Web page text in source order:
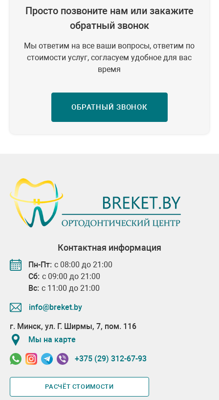
Просто позвоните нам или закажите
обратный звонок
Мы ответим на все ваши вопросы, ответим по
стоимости услуг, согласуем удобное для вас
время
ОБРАТНЫЙ ЗВОНОК
Контактная информация
Пн-Пт: с 08:00 до 21:00
Сб: с 09:00 до 21:00
Вс: с 11:00 до 21:00
info@breket.by
г. Минск, ул. Г. Ширмы, 7, пом. 116
Мы на карте
+375 (29) 312-67-93
РАСЧЁТ СТОИМОСТИ